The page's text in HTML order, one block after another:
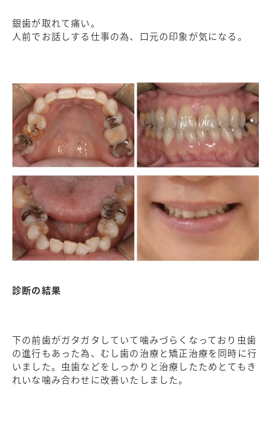
銀歯が取れて痛い。
人前でお話しする仕事の為、口元の印象が気になる。
診断の結果
下の前歯がガタガタしていて噛みづらくなっており虫歯
の進行もあった為、むし歯の治療と矯正治療を同時に行
いました。虫歯などをしっかりと治療したためとてもき
れいな噛み合わせに改善いたしました。